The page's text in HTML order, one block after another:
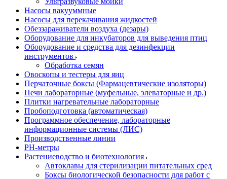
Насосы вакууммные
Насосы для перекачивания жидкостей
Обеззараживатели воздуха (дезары)
Оборудование для инкубаторов для выведения птиц
Оборудование и средства для дезинфекции
инструментов
Обработка семян
Овоскопы и тестеры для яиц
Перчаточные боксы (Фармацевтические изоляторы)
Печи лабораторные (муфельные, элеваторные и др.)
Плитки нагревательные лабораторные
Пробоподготовка (автоматическая)
Программное обеспечение, лабораторные
информационные системы (ЛИС)
Производственные линии
РH-метры
Растениеводство и биотехнология
Автоклавы для стерилизации питательных сред
Боксы биологической безопасности для работ с